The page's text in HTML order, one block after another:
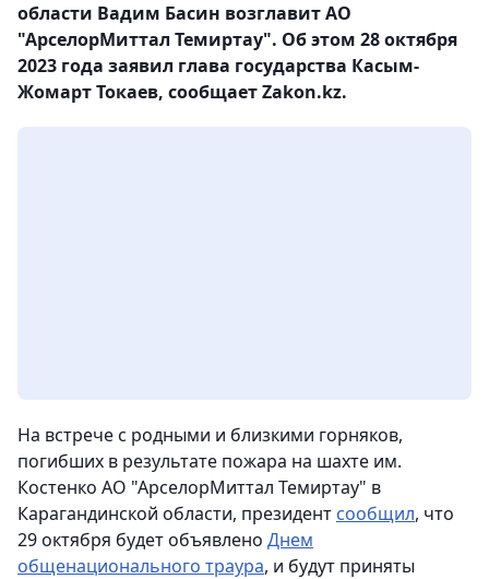
области Вадим Басин возглавит АО
"АрселорМиттал Темиртау". Об этом 28 октября
2023 года заявил глава государства Касым-
Жомарт Токаев, сообщает Zakon.kz.
На встрече с родными и близкими горняков,
погибших в результате пожара на шахте им.
Костенко АО "АрселорМиттал Темиртау" в
Карагандинской области, президент сообщил, что
29 октября будет объявлено Днем
общенационального траура, и будут приняты